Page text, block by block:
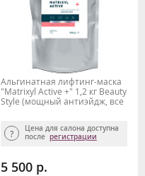
Альгинатная лифтинг-маска
"Matrixyl Active +" 1,2 кг Beauty
Stylе (мощный антиэйдж, все
Цена для салона доступна
после регистрации
5 500 р.